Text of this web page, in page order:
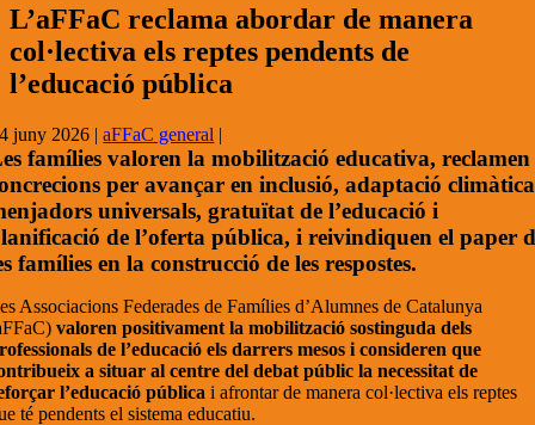
L’aFFaC reclama abordar de manera
col·lectiva els reptes pendents de
l’educació pública
4 juny 2026 |aFFaC general |
famílies valoren la mobilització educativa, reclamen
per avançar en inclusió, adaptació
universals, gratuïtat de l’educació i
de l’oferta pública, i reivindiquen el paper
famílies en la construcció de les respostes.
Associacions Federades de Famílies d’Alumnes de Catalunya
valoren positivament la mobilització sostinguda dels
de l’educació els darrers mesos i consideren que
a situar al centre del debat públic la necessitat de
l’educació pública i afrontar de manera col·lectiva els reptes
té pendents el sistema educatiu.